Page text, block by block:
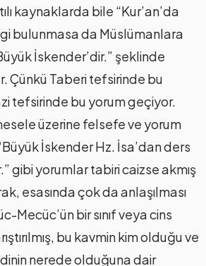
kaynaklarda bile “Kur’an’da
bulunmasa da Müslümanlara
İskender’dir.” şeklinde
Çünkü Taberi tefsirinde bu
tefsirinde bu yorum geçiyor.
üzerine felsefe ve yorum
İskender Hz. İsa’dan ders
gibi yorumlar tabiri caizse akmış
esasında çok da anlaşılması
Mecüc’ün bir sınıf veya cins
bu kavmin kim olduğu ve
nerede olduğuna dair